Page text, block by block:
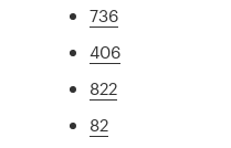
736
406
822
82